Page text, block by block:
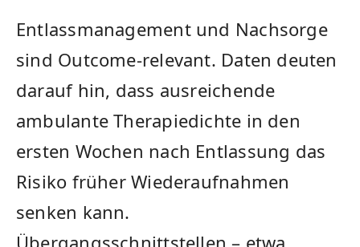
Entlassmanagement und Nachsorge
sind Outcome-relevant. Daten deuten
darauf hin, dass ausreichende
ambulante Therapiedichte in den
ersten Wochen nach Entlassung das
Risiko früher Wiederaufnahmen
senken kann.
Übergangsschnittstellen – etwa